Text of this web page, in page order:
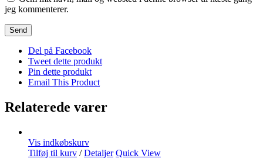
jeg kommenterer.
Del på Facebook
Tweet dette produkt
Pin dette produkt
Email This Product
Relaterede varer
Vis indkøbskurv
Tilføj til kurv / Detaljer Quick View